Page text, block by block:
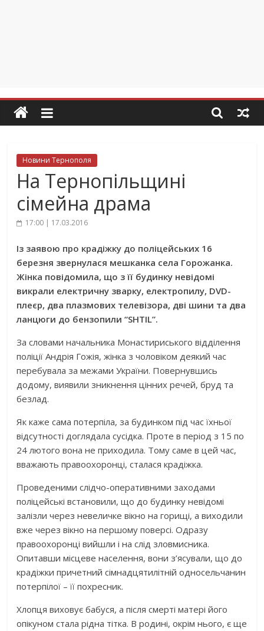
Новини Тернополя
На Тернопільщині
сімейна драма
17:00 | 17.03.2016
Із заявою про крадіжку до поліцейських 16
березня звернулася мешканка села Горожанка.
Жінка повідомила, що з її будинку невідомі
викрали електричну зварку, електропилу, DVD-
плеєр, два плазмових телевізора, дві шини та два
ланцюги до бензопили “SHTIL”.
За словами начальника Монастириського відділення
поліції Андрія Гожія, жінка з чоловіком деякий час
перебувала за межами України. Повернувшись
додому, виявили зникнення цінних речей, бруд та
безлад.
Як каже сама потерпіла, за будинком під час їхньої
відсутності доглядала сусідка. Проте в період з 15 по
24 лютого вона не приходила. Тому саме в цей час,
вважають правоохоронці, сталася крадіжка.
Проведеними слідчо-оперативними заходами
поліцейські встановили, що до будинку невідомі
залізли через невеличке вікно на горищі, а виходили
вже через вікно на першому поверсі. Одразу
правоохоронці вийшли і на слід зловмисника.
Опитавши місцеве населення, вони з’ясували, що до
крадіжки причетний сімнадцятилітній односельчанин
потерпілої – її похресник.
Хлопця виховує бабуся, а після смерті матері його
опікуном стала рідна тітка. В родині, окрім нього, є ще